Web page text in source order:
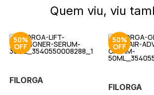
Quem viu, viu
50%
FILORGA
50%
FILORGA